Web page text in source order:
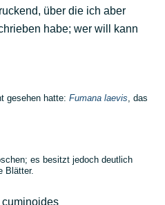
über die ich aber
habe; wer will kann
gesehen hatte: Fumana laevis , das
es besitzt jedoch deutlich
Blätter.